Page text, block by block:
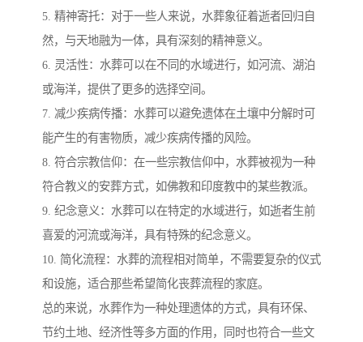
5. 精神寄托：对于一些人来说，水葬象征着逝者回归自
然，与天地融为一体，具有深刻的精神意义。
6. 灵活性：水葬可以在不同的水域进行，如河流、湖泊
或海洋，提供了更多的选择空间。
7. 减少疾病传播：水葬可以避免遗体在土壤中分解时可
能产生的有害物质，减少疾病传播的风险。
8. 符合宗教信仰：在一些宗教信仰中，水葬被视为一种
符合教义的安葬方式，如佛教和印度教中的某些教派。
9. 纪念意义：水葬可以在特定的水域进行，如逝者生前
喜爱的河流或海洋，具有特殊的纪念意义。
10. 简化流程：水葬的流程相对简单，不需要复杂的仪式
和设施，适合那些希望简化丧葬流程的家庭。
总的来说，水葬作为一种处理遗体的方式，具有环保、
节约土地、经济性等多方面的作用，同时也符合一些文